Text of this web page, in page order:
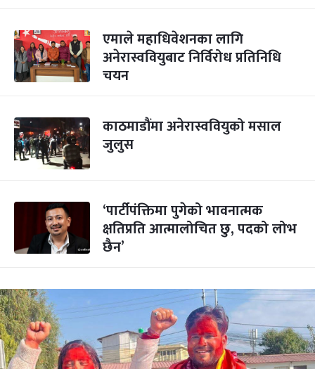
एमाले महाधिवेशनका लागि
अनेरास्ववियुबाट निर्विरोध प्रतिनिधि
चयन
काठमाडौंमा अनेरास्ववियुको मसाल
जुलुस
‘पार्टीपंक्तिमा पुगेको भावनात्मक
क्षतिप्रति आत्मालोचित छु, पदको लोभ
छैन’